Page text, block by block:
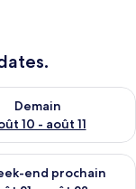
août 10
Demain
10 - août 11
disponibilité pour
14 - août 16
end prochain
disponibilité pour